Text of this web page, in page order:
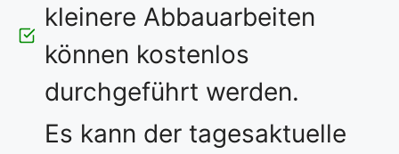
kleinere Abbauarbeiten
können kostenlos
durchgeführt werden.
Es kann der tagesaktuelle